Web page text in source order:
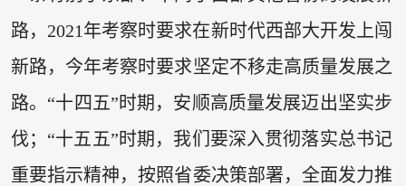
路，2021年考察时要求在新时代西部大开发上闯
新路，今年考察时要求坚定不移走高质量发展之
路。“十四五”时期，安顺高质量发展迈出坚实步
伐；“十五五”时期，我们要深入贯彻落实总书记
重要指示精神，按照省委决策部署，全面发力推